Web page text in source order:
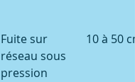
Fuite sur
réseau sous
pression
10 à 50 cm